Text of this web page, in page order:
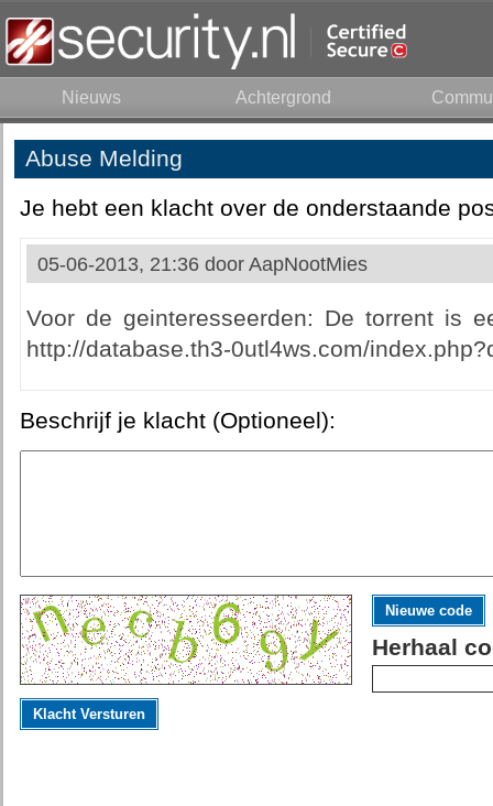
Nieuws Achtergrond
Abuse Melding
Je hebt een klacht over de onderstaande
05-06-2013, 21:36 door AapNootMies
Voor de geinteresseerden: De torrent is
http://database.th3-0utl4ws.com/
Beschrijf je klacht (Optioneel):
Nieuwe code
Herhaal
Klacht Versturen